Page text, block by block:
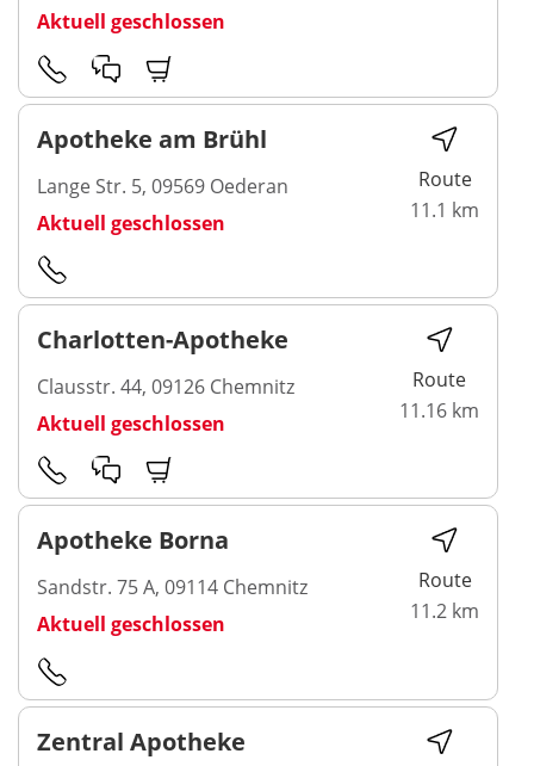
Aktuell geschlossen
Apotheke am Brühl
Lange Str. 5, 09569 Oederan
Aktuell geschlossen
Route
11.1 km
Charlotten-Apotheke
Clausstr. 44, 09126 Chemnitz
Aktuell geschlossen
Route
11.16 km
Apotheke Borna
Sandstr. 75 A, 09114 Chemnitz
Aktuell geschlossen
Route
11.2 km
Zentral Apotheke